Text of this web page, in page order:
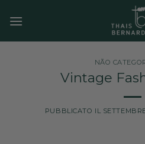
NÃO
Vintage
PUBBLICATO IL